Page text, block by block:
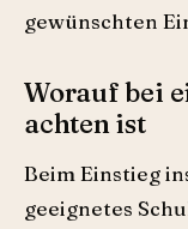
gewünschten
Worauf bei
achten ist
Beim Einstieg
geeignetes